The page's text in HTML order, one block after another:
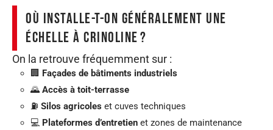
Où installe-t-on généralement une
échelle à crinoline ?
On la retrouve fréquemment sur :
🏢 Façades de bâtiments industriels
🌄 Accès à toit-terrasse
⛽ Silos agricoles et cuves techniques
💻 Plateformes d’entretien et zones de maintenance